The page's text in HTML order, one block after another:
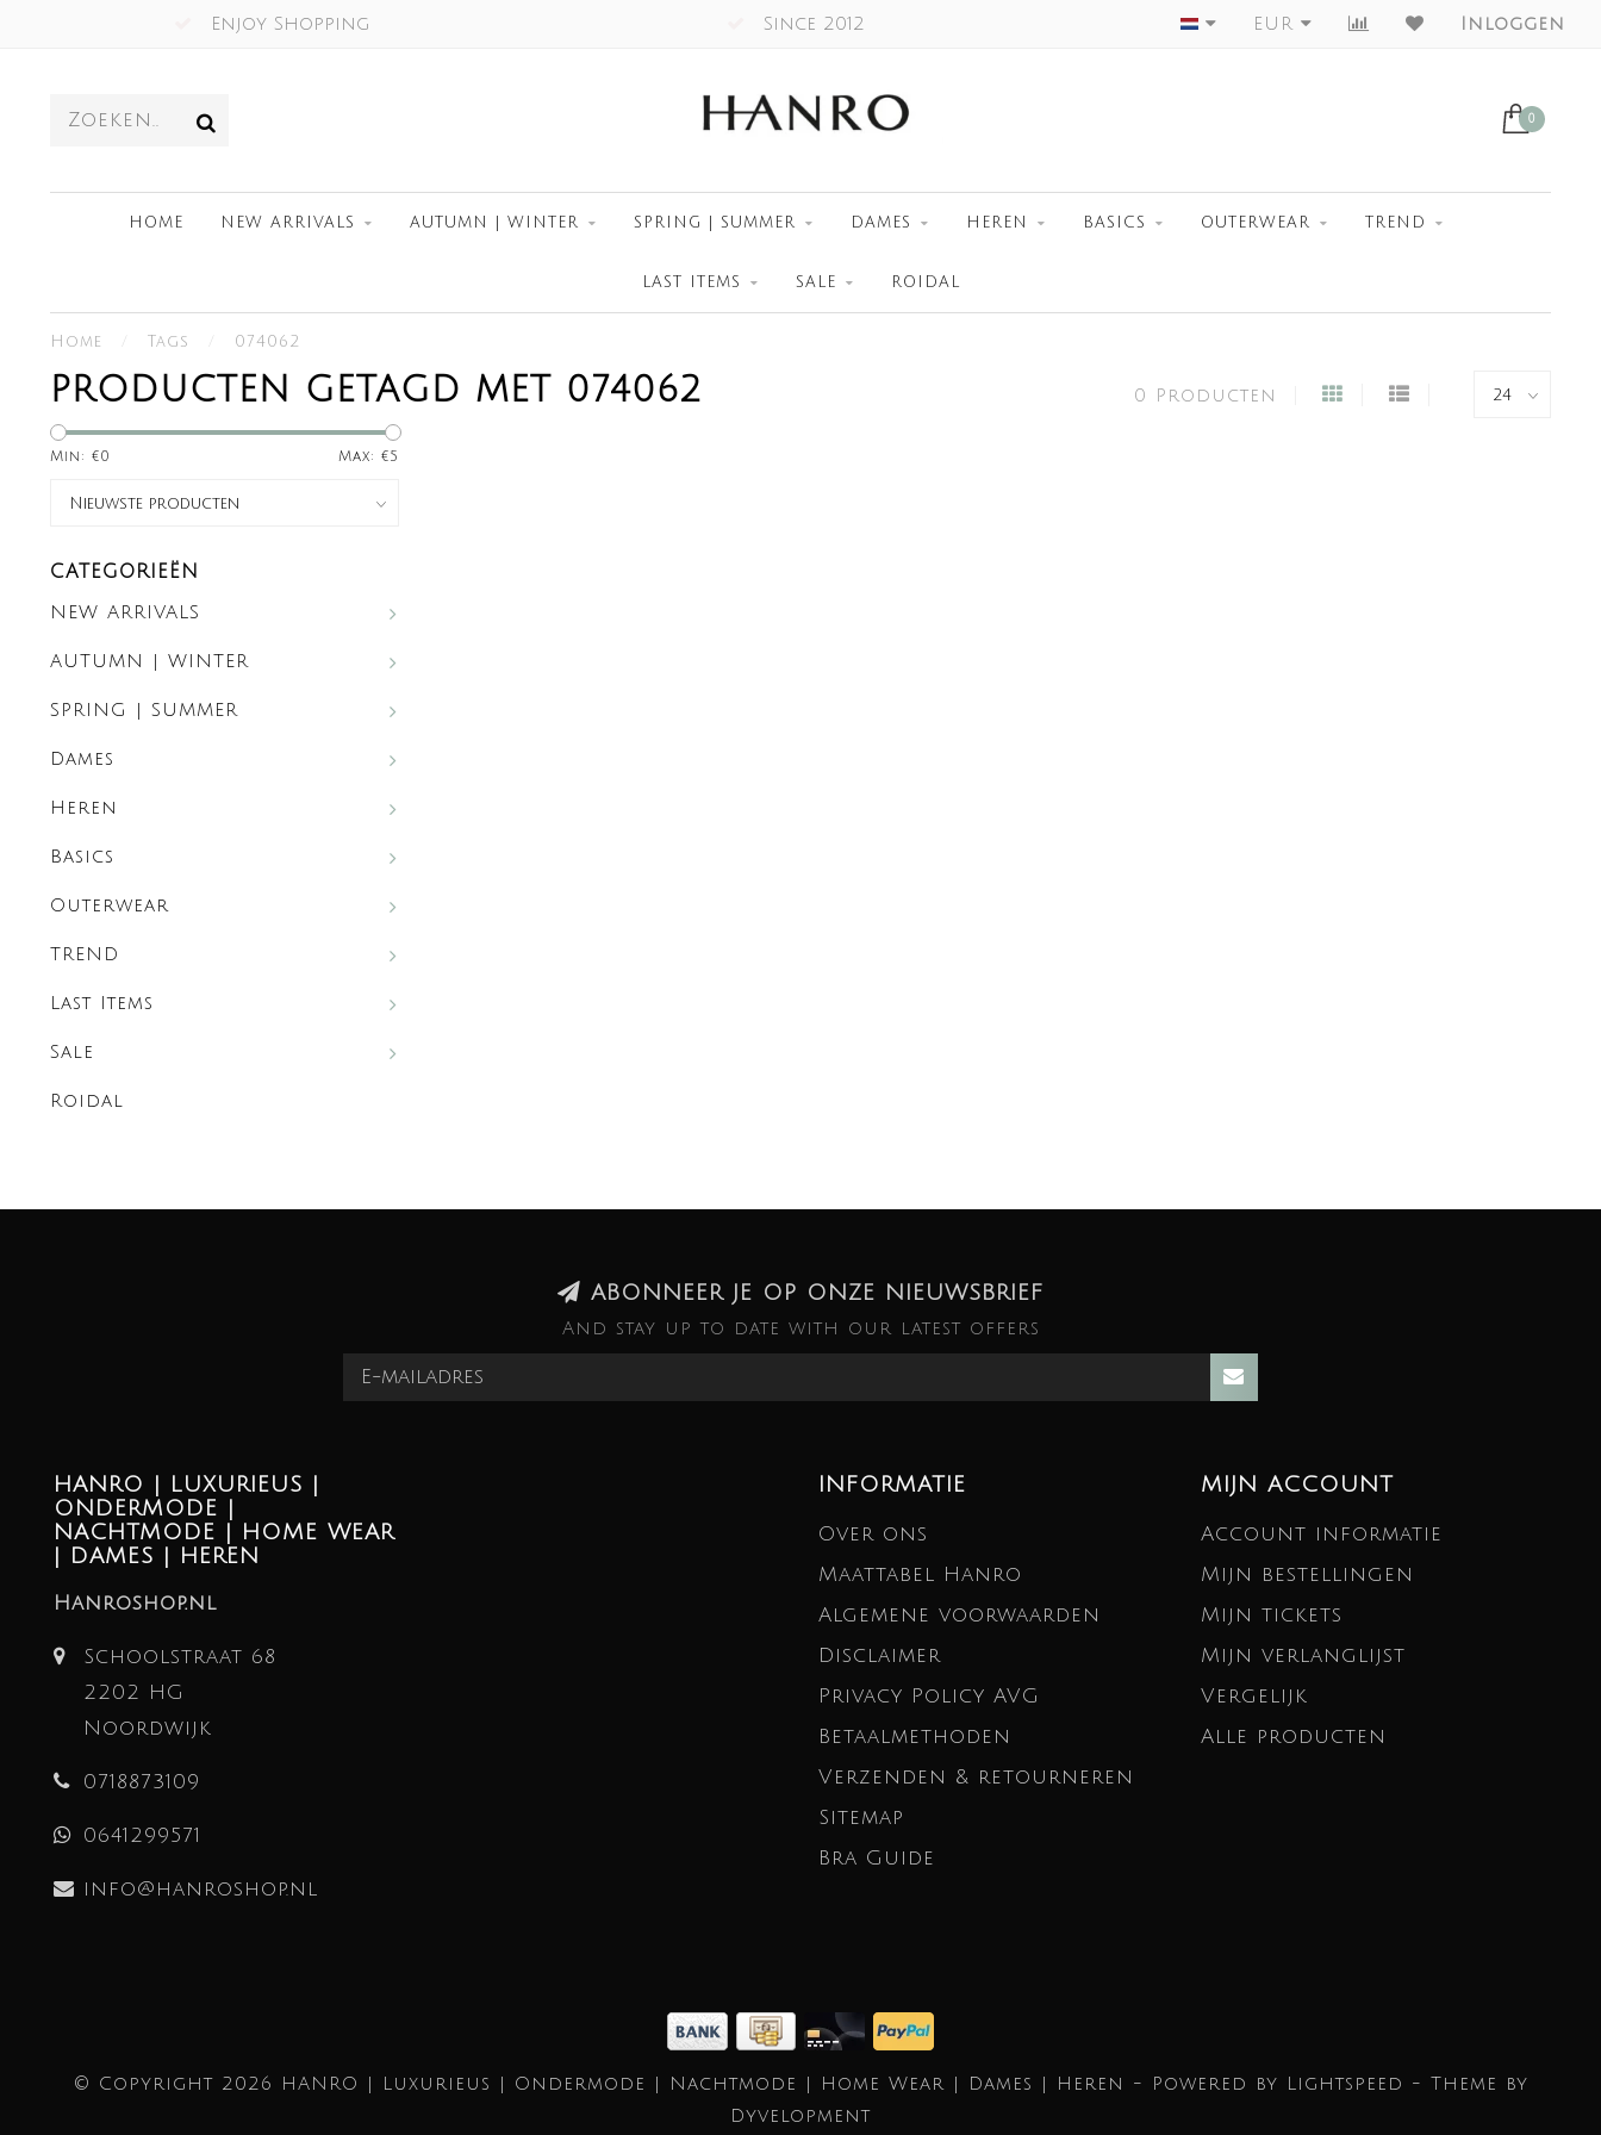
Enjoy Shopping Since 2012 Worldwide Shipment
EUR Inloggen
0
HOME NEW ARRIVALS AUTUMN | WINTER SPRING | SUMMER DAMES HEREN BASICS OUTERWEAR TREND
LAST ITEMS SALE ROIDAL
Home Tags 074062
PRODUCTEN GETAGD MET 074062 0 Producten
Min: €0 Max: €5
CATEGORIEËN
NEW ARRIVALS
AUTUMN | WINTER
SPRING | SUMMER
Dames
Heren
Basics
Outerwear
TREND
Last Items
Sale
Roidal
ABONNEER JE OP ONZE NIEUWSBRIEF
And stay up to date with our latest offers
HANRO | LUXURIEUS |
ONDERMODE |
NACHTMODE | HOME WEAR
| DAMES | HEREN
Hanroshop.nl
Schoolstraat 68
2202 HG
Noordwijk
0718873109
0641299571
info@hanroshop.nl
INFORMATIE
Over ons
Maattabel Hanro
Algemene voorwaarden
Disclaimer
Privacy Policy AVG
Betaalmethoden
Verzenden & retourneren
Sitemap
Bra Guide
MIJN ACCOUNT
Account informatie
Mijn bestellingen
Mijn tickets
Mijn verlanglijst
Vergelijk
Alle producten
© Copyright 2026 HANRO | Luxurieus | Ondermode | Nachtmode | Home Wear | Dames | Heren - Powered by Lightspeed - Theme by
Dyvelopment